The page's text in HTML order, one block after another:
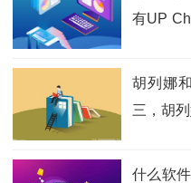
有UP
胡列娜
三，胡
什么软